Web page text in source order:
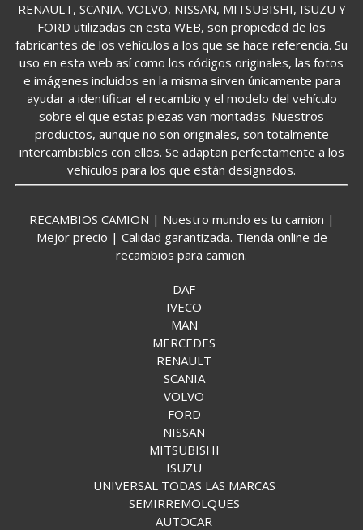
RENAULT, SCANIA, VOLVO, NISSAN, MITSUBISHI, ISUZU Y
FORD utilizadas en esta WEB, son propiedad de los
fabricantes de los vehículos a los que se hace referencia. Su
uso en esta web así como los códigos originales, las fotos
e imágenes incluidos en la misma sirven únicamente para
ayudar a identificar el recambio y el modelo del vehículo
sobre el que estas piezas van montadas. Nuestros
productos, aunque no son originales, son totalmente
intercambiables con ellos. Se adaptan perfectamente a los
vehículos para los que están designados.
RECAMBIOS CAMION | Nuestro mundo es tu camion |
Mejor precio | Calidad garantizada. Tienda online de
recambios para camion.
DAF
IVECO
MAN
MERCEDES
RENAULT
SCANIA
VOLVO
FORD
NISSAN
MITSUBISHI
ISUZU
UNIVERSAL TODAS LAS MARCAS
SEMIRREMOLQUES
AUTOCAR